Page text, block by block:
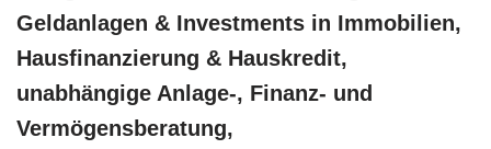
Geldanlagen & Investments in Immobilien,
Hausfinanzierung & Hauskredit,
unabhängige Anlage-, Finanz- und
Vermögensberatung,